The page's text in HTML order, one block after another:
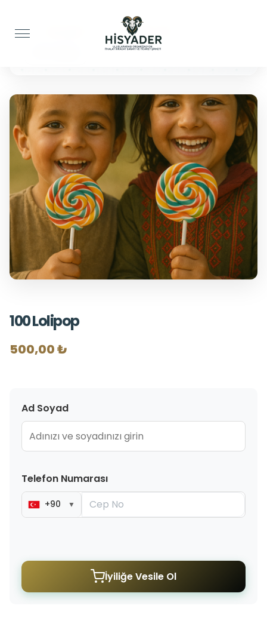
Çocuklar İçin
100 Lolipop
500,00 ₺
Ad Soyad
Telefon Numarası
+90 ▼
İyiliğe Vesile Ol